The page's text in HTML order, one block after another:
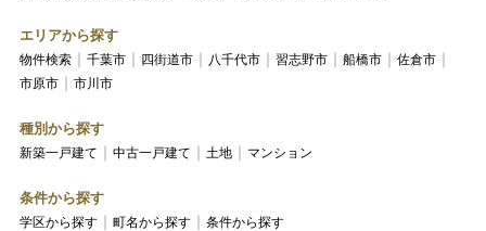
エリアから探す
物件検索 千葉市 四街道市 八千代市 習志野市 船橋市
佐倉市
市原市
市川市
種別から探す
新築一戸建て 中古一戸建て 土地 マンション
条件から探す
学区から探す 町名から探す 条件から探す